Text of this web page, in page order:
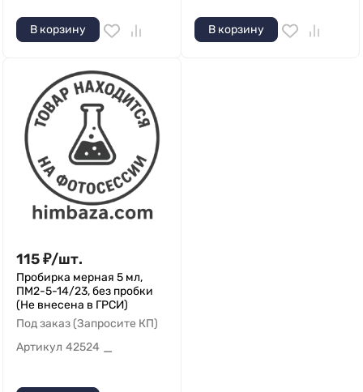
В корзину В корзину
115₽/шт.
Пробирка мерная 5 мл,
ПМ2-5-14/23, без пробки
(Не внесена в ГРСИ)
Под заказ (Запросите КП)
Артикул 42524 —